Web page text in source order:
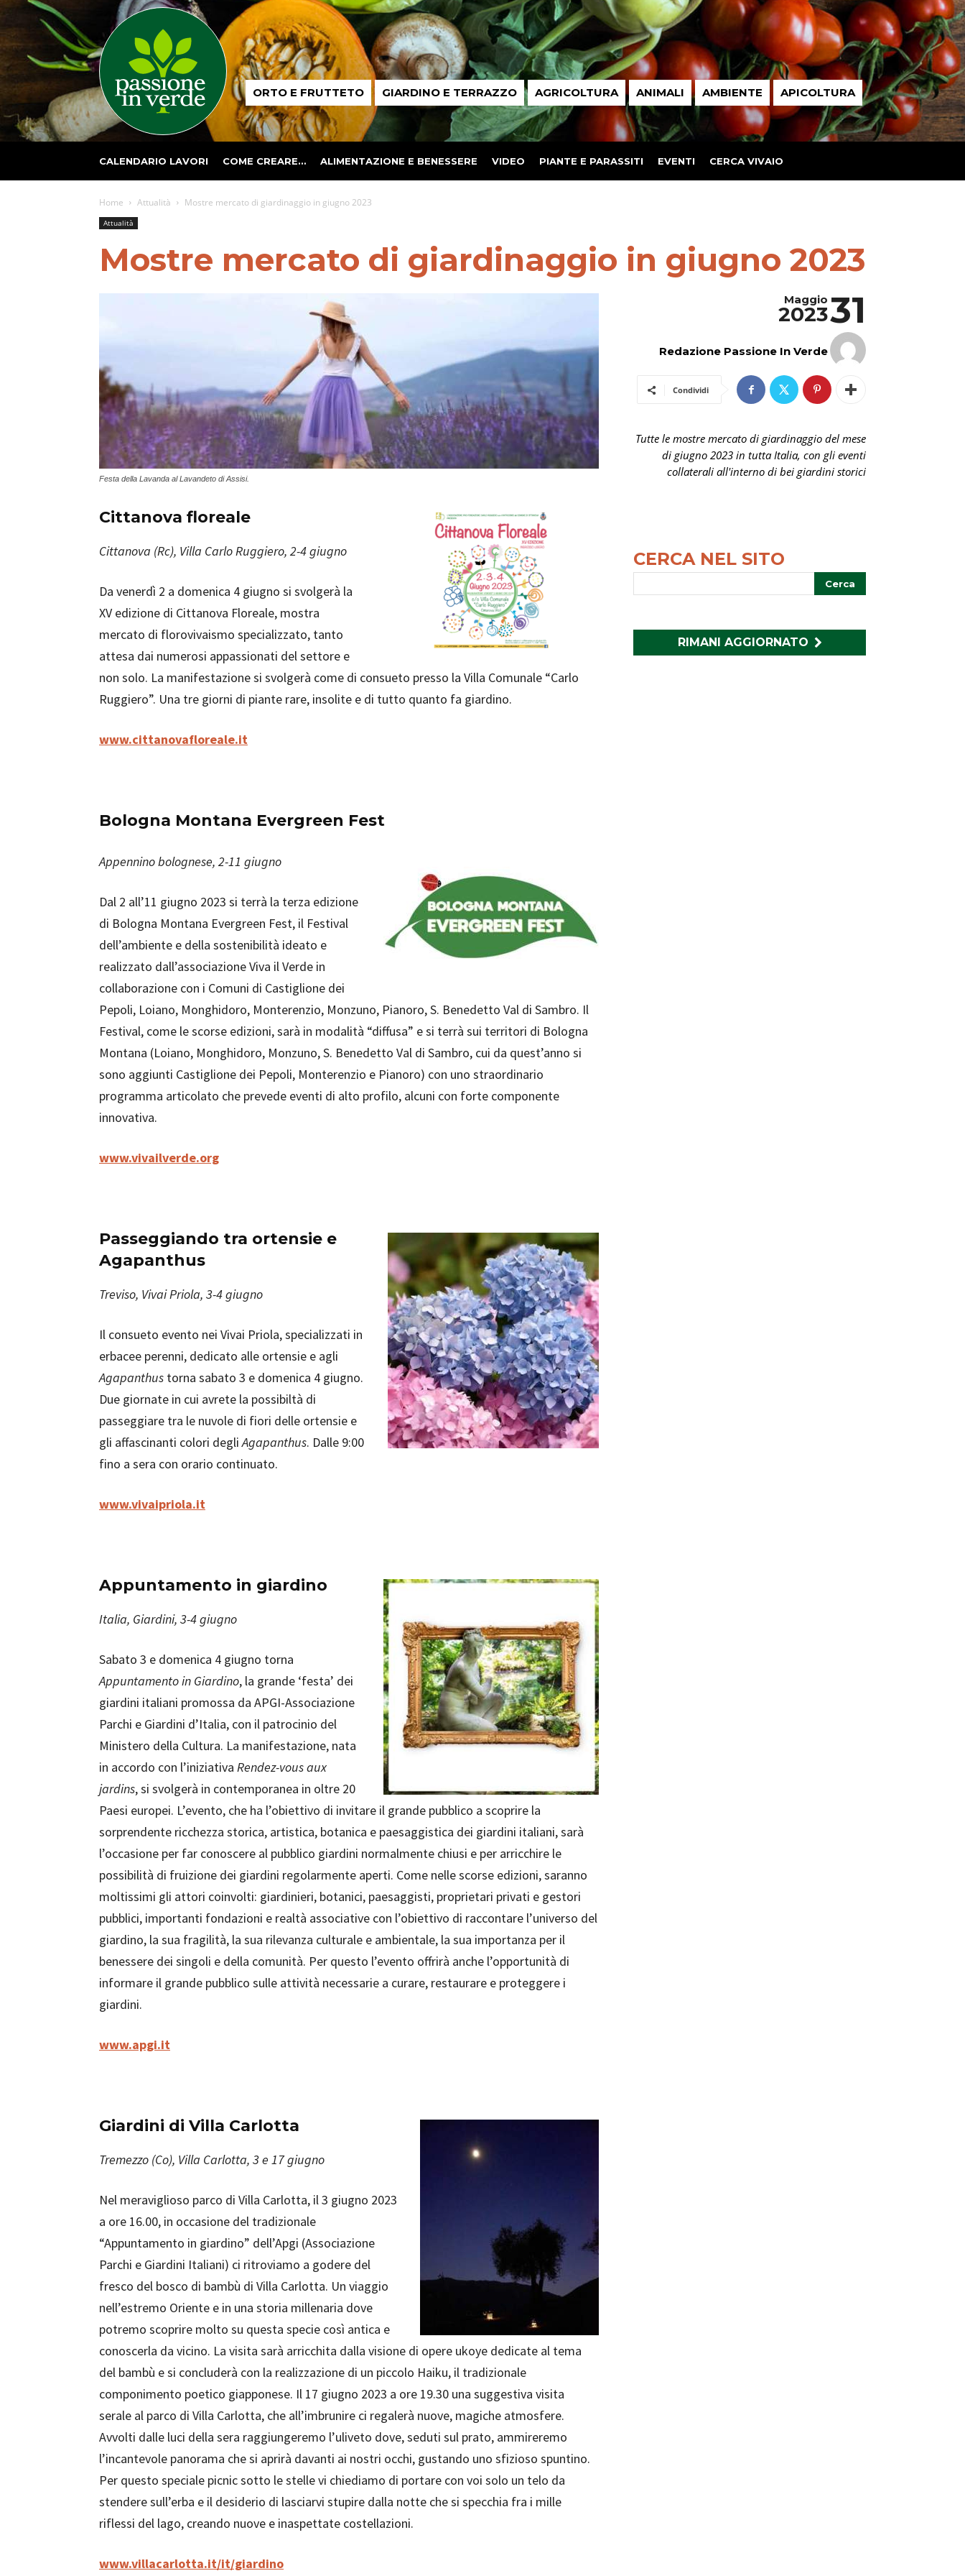
Passione
in ORTO E FRUTTETO GIARDINO E TERRAZZO AGRICOLTURA ANIMALI AMBIENTE APICOLTURA
CALENDARIO LAVORI COME CREARE… ALIMENTAZIONE E BENESSERE VIDEO PIANTE E PARASSITI EVENTI CERCA VIVAIO
Home Attualità Mostre mercato di giardinaggio in giugno 2023
Attualità
Mostre mercato di giardinaggio in giugno 2023
Festa della Lavanda al Lavandeto di Assisi.
Cittanova floreale
Cittanova (Rc), Villa Carlo Ruggiero, 2-4 giugno
Da venerdì 2 a domenica 4 giugno si svolgerà la
XV edizione di Cittanova Floreale, mostra
mercato di florovivaismo specializzato, tanto
attesa dai numerosi appassionati del settore e
non solo. La manifestazione si svolgerà come di consueto presso la Villa Comunale “Carlo
Ruggiero”. Una tre giorni di piante rare, insolite e di tutto quanto fa giardino.
www.cittanovafloreale.it
Bologna Montana Evergreen Fest
Appennino bolognese, 2-11 giugno
Dal 2 all’11 giugno 2023 si terrà la terza edizione
di Bologna Montana Evergreen Fest, il Festival
dell’ambiente e della sostenibilità ideato e
realizzato dall’associazione Viva il Verde in
collaborazione con i Comuni di Castiglione dei
Pepoli, Loiano, Monghidoro, Monterenzio, Monzuno, Pianoro, S. Benedetto Val di Sambro. Il
Festival, come le scorse edizioni, sarà in modalità “diffusa” e si terrà sui territori di Bologna
Montana (Loiano, Monghidoro, Monzuno, S. Benedetto Val di Sambro, cui da quest’anno si
sono aggiunti Castiglione dei Pepoli, Monterenzio e Pianoro) con uno straordinario
programma articolato che prevede eventi di alto profilo, alcuni con forte componente
innovativa.
www.vivailverde.org
Passeggiando tra ortensie e
Agapanthus
Treviso, Vivai Priola, 3-4 giugno
Il consueto evento nei Vivai Priola, specializzati in
erbacee perenni, dedicato alle ortensie e agli
Agapanthus torna sabato 3 e domenica 4 giugno.
Due giornate in cui avrete la possibiltà di
passeggiare tra le nuvole di fiori delle ortensie e
gli affascinanti colori degliAgapanthus. Dalle 9:00
fino a sera con orario continuato.
www.vivaipriola.it
Appuntamento in giardino
Italia, Giardini, 3-4 giugno
Sabato 3 e domenica 4 giugno torna
Appuntamento in Giardino, la grande ‘festa’ dei
giardini italiani promossa da APGI-Associazione
Parchi e Giardini d’Italia, con il patrocinio del
Ministero della Cultura. La manifestazione, nata
in accordo con l’iniziativa Rendez-vous aux
jardins, si svolgerà in contemporanea in oltre 20
Paesi europei. L’evento, che ha l’obiettivo di invitare il grande pubblico a scoprire la
sorprendente ricchezza storica, artistica, botanica e paesaggistica dei giardini italiani, sarà
l’occasione per far conoscere al pubblico giardini normalmente chiusi e per arricchire le
possibilità di fruizione dei giardini regolarmente aperti. Come nelle scorse edizioni, saranno
moltissimi gli attori coinvolti: giardinieri, botanici, paesaggisti, proprietari privati e gestori
pubblici, importanti fondazioni e realtà associative con l’obiettivo di raccontare l’universo del
giardino, la sua fragilità, la sua rilevanza culturale e ambientale, la sua importanza per il
benessere dei singoli e della comunità. Per questo l’evento offrirà anche l’opportunità di
informare il grande pubblico sulle attività necessarie a curare, restaurare e proteggere i
giardini.
www.apgi.it
Giardini di Villa Carlotta
Tremezzo (Co), Villa Carlotta, 3 e 17 giugno
Nel meraviglioso parco di Villa Carlotta, il 3 giugno 2023
a ore 16.00, in occasione del tradizionale
“Appuntamento in giardino” dell’Apgi (Associazione
Parchi e Giardini Italiani) ci ritroviamo a godere del
fresco del bosco di bambù di Villa Carlotta. Un viaggio
nell’estremo Oriente e in una storia millenaria dove
potremo scoprire molto su questa specie così antica e
conoscerla da vicino. La visita sarà arricchita dalla visione di opere ukoye dedicate al tema
del bambù e si concluderà con la realizzazione di un piccolo Haiku, il tradizionale
componimento poetico giapponese. Il 17 giugno 2023 a ore 19.30 una suggestiva visita
serale al parco di Villa Carlotta, che all’imbrunire ci regalerà nuove, magiche atmosfere.
Avvolti dalle luci della sera raggiungeremo l’uliveto dove, seduti sul prato, ammireremo
l’incantevole panorama che si aprirà davanti ai nostri occhi, gustando uno sfizioso spuntino.
Per questo speciale picnic sotto le stelle vi chiediamo di portare con voi solo un telo da
stendere sull’erba e il desiderio di lasciarvi stupire dalla notte che si specchia fra i mille
riflessi del lago, creando nuove e inaspettate costellazioni.
www.villacarlotta.it/it/giardino
31
Maggio
2023
Redazione Passione In Verde
Condividi
Tutte le mostre mercato di giardinaggio del mese
di giugno 2023 in tutta Italia, con gli eventi
collaterali all'interno di bei giardini storici
CERCA NEL SITO
RIMANI AGGIORNATO